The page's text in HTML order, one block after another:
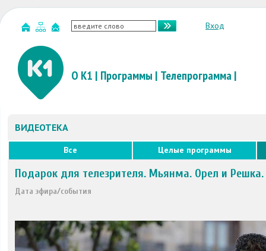
Вход
О К1 | Программы | Телепрограмма|
ВИДЕОТЕКА
Все Целые программы
Подарок для телезрителя. Мьянма. Орел и
Дата эфира/события